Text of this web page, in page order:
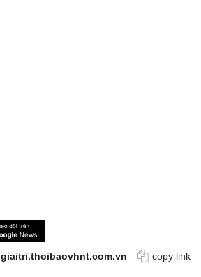
giaitri.thoibaovhnt.com.vn copy link